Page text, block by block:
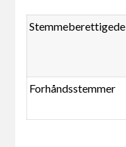
Stemmeberettigede
Forhåndsstemmer